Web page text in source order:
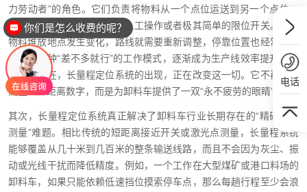
力劳动者”的角色。它们负责将物料从一个点位运送到另一个点位，
但过去，这种移动往往依赖人工操作或者极其简单的限位开关。一旦
物料堆放地点发生变化，路线就需要重新调整，停靠位置也经常出现
偏差。这种“差不多就行”的工作模式，逐渐成为生产线效率提升的瓶
颈。而现在，长量程定位系统的出现，正在改变这一切。它不再只是
测量一个距离数字，而是为卸料车提供了一双“永不疲劳的眼睛”。
其次，长量程定位系统真正解决了卸料车行业长期存在的“精确位置
测量”难题。相比传统的短距离接近开关或激光点测量，长量程系统
能够覆盖从几十米到几百米的整条输送线路，而且不会因为灰尘、振
动或光线干扰而降低精度。例如，一个工作在大型煤矿或港口料场的
卸料车，如果只能依赖低速挡位摸索停车点，那么每趟行程至少会浪
电话
你们是怎么收费的呢？